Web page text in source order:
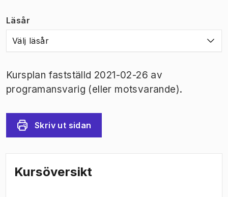
Läsår
Välj läsår
Kursplan fastställd 2021-02-26 av
programansvarig (eller motsvarande).
Skriv ut sidan
Kursöversikt